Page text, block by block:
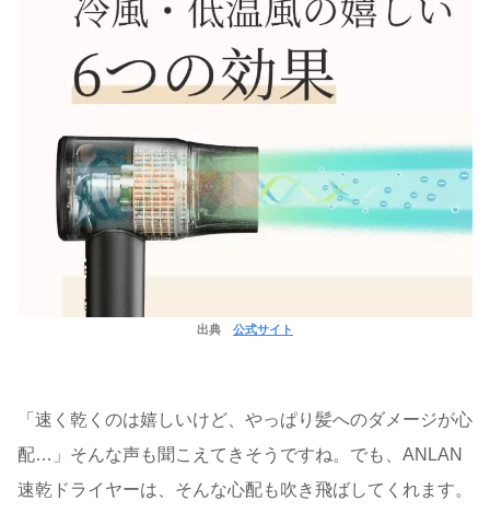
出典 公式サイト
「速く乾くのは嬉しいけど、やっぱり髪へのダメージが心
配…」そんな声も聞こえてきそうですね。でも、ANLAN
速乾ドライヤーは、そんな心配も吹き飛ばしてくれます。